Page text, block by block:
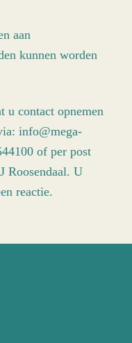
aan
kunnen worden
u contact opnemen
info@mega-
of per post
Roosendaal. U
reactie.